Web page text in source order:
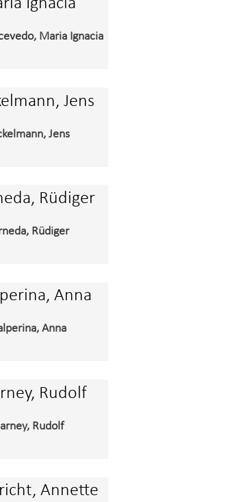
Maria Ignacia
Jens
Rüdiger
Anna
Rudolf